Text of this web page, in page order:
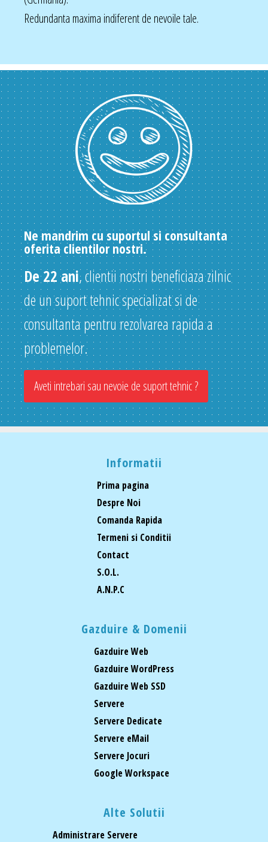
Redundanta maxima indiferent de nevoile tale.
Ne mandrim cu suportul si consultanta
oferita clientilor nostri.
De 22 ani, clientii nostri beneficiaza zilnic
de un suport tehnic specializat si de
consultanta pentru rezolvarea rapida a
problemelor.
Aveti intrebari sau nevoie de suport tehnic ?
Informatii
Prima pagina
Despre Noi
Comanda Rapida
Termeni si Conditii
Contact
S.O.L.
A.N.P.C
Gazduire & Domenii
Gazduire Web
Gazduire WordPress
Gazduire Web SSD
Servere
Servere Dedicate
Servere eMail
Servere Jocuri
Google Workspace
Alte Solutii
Administrare Servere